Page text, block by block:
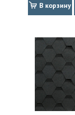
В корзину